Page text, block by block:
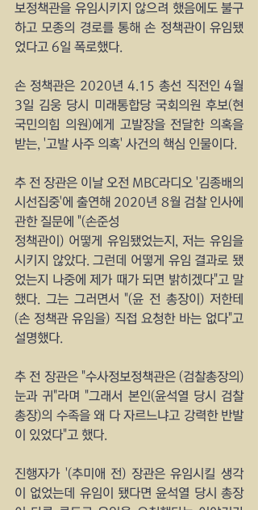
보정책관을 유임시키지 않으려 했음에도 불구
하고 모종의 경로를 통해 손 정책관이 유임됐
었다고 6일 폭로했다.
손 정책관은 2020년 4.15 총선 직전인 4월
3일 김웅 당시 미래통합당 국회의원 후보(현
국민의힘 의원)에게 고발장을 전달한 의혹을
받는, '고발 사주 의혹' 사건의 핵심 인물이다.
추 전 장관은 이날 오전 MBC라디오 '김종배의
시선집중'에 출연해 2020년 8월 검찰 인사에
관한 질문에 "(손준성
정책관이) 어떻게 유임됐었는지, 저는 유임을
시키지 않았다. 그런데 어떻게 유임 결과로 됐
었는지 나중에 제가 때가 되면 밝히겠다"고 말
했다. 그는 그러면서 "(윤 전 총장이) 저한테
(손 정책관 유임을) 직접 요청한 바는 없다"고
설명했다.
추 전 장관은 "수사정보정책관은 (검찰총장의)
눈과 귀"라며 "그래서 본인(윤석열 당시 검찰
총장)의 수족을 왜 다 자르느냐고 강력한 반발
이 있었다"고 했다.
진행자가 '(추미애 전) 장관은 유임시킬 생각
이 없었는데 유임이 됐다면 윤석열 당시 총장